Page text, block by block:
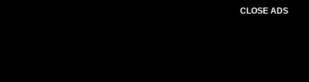
CLOSE ADS